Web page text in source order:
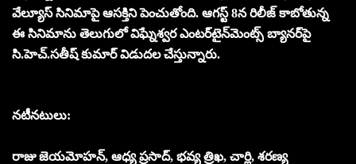
వేల్యూస్ సినిమాపై ఆస‌క్తిని పెంచుతోంది. ఆగ‌స్ట్ 8న రిలీజ్ కాబోతున్న
ఈ సినిమాను తెలుగులో విఘ్నేశ్వ‌ర ఎంట‌ర్‌టైన్‌మెంట్స్ బ్యాన‌ర్‌పై
సి.హెచ్‌.స‌తీష్ కుమార్ విడుద‌ల చేస్తున్నారు.
న‌టీన‌టులు:
రాజు జెయ‌మోహ‌న్‌, ఆధ్య ప్ర‌సాద్‌, భ‌వ్య త్రిఖ‌, చార్లి, శ‌ర‌ణ్య